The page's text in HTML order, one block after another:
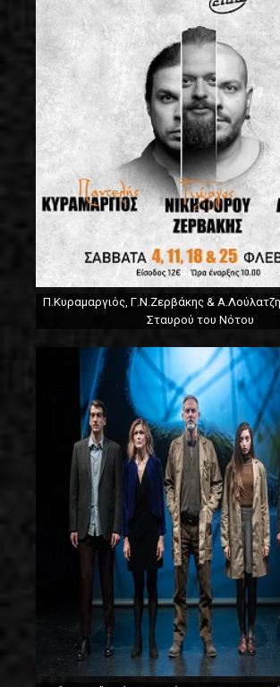
Π.Κυραμαργιός, Γ.Ν.Ζερβάκης &
Σταυρού του Νότου